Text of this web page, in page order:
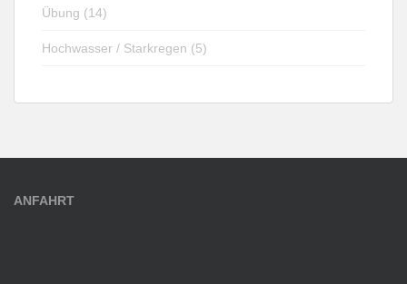
Übung (14)
Hochwasser / Starkregen (5)
ANFAHRT